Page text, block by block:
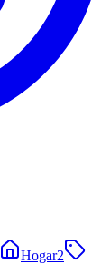
Hogar2